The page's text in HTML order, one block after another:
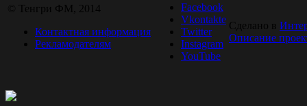
© Тенгри ФМ, 2014
Контактная информация
Рекламодателям
Facebook
Vkontakte
Twitter
Instagram
YouTube
Сделано в
Описание